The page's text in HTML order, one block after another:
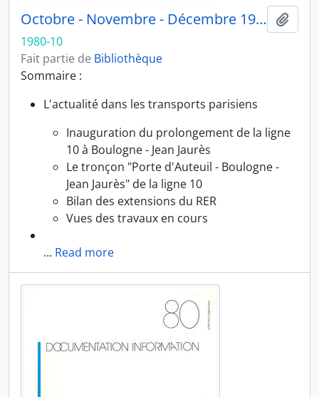
Octobre - Novembre - Décembre 1980
1980-10
Fait partie de Bibliothèque
Sommaire :
L'actualité dans les transports parisiens
Inauguration du prolongement de la ligne
10 à Boulogne - Jean Jaurès
Le tronçon "Porte d'Auteuil - Boulogne -
Jean Jaurès" de la ligne 10
Bilan des extensions du RER
Vues des travaux en cours
… Read more